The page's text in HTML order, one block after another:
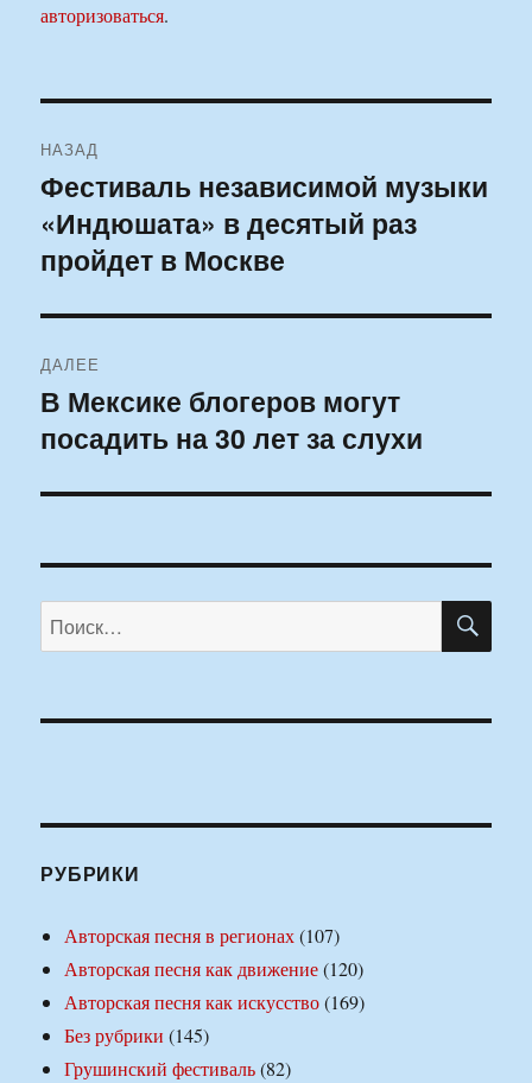
авторизоваться.
по
записям
НАЗАД
Предыдущая
запись:
Фестиваль независимой музыки
«Индюшата» в десятый раз
пройдет в Москве
ДАЛЕЕ
Следующая
запись:
В Мексике блогеров могут
посадить на 30 лет за слухи
Искать:
РУБРИКИ
Авторская песня в регионах(107)
Авторская песня как движение(120)
Авторская песня как искусство(169)
Без рубрики (145)
Грушинский фестиваль(82)